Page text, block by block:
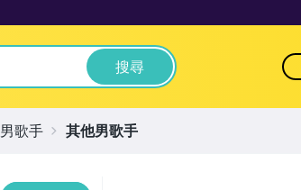
搜尋
男歌手 其他男歌手